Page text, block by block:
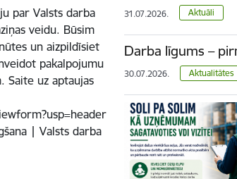
par Valsts darba
veidu. Būsim
un aizpildīsiet
pakalpojumu
Saite uz aptaujas
| Valsts darba
31.07.2026. Aktuāli
Darba līgums –
30.07.2026. Aktualitātes